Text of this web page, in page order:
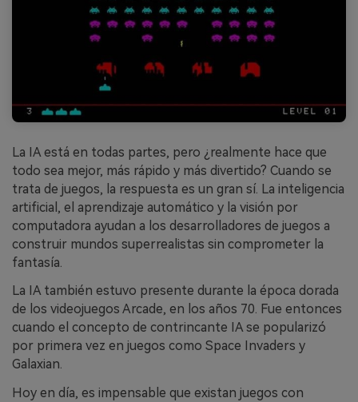
La IA está en todas partes, pero ¿realmente hace que
todo sea mejor, más rápido y más divertido? Cuando se
trata de juegos, la respuesta es un gran sí. La inteligencia
artificial, el aprendizaje automático y la visión por
computadora ayudan a los desarrolladores de juegos a
construir mundos superrealistas sin comprometer la
fantasía.
La IA también estuvo presente durante la época dorada
de los videojuegos Arcade, en los años 70. Fue entonces
cuando el concepto de contrincante IA se popularizó
por primera vez en juegos como Space Invaders y
Galaxian.
Hoy en día, es impensable que existan juegos con